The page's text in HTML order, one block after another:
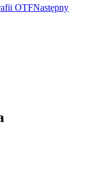
OTFNastępny